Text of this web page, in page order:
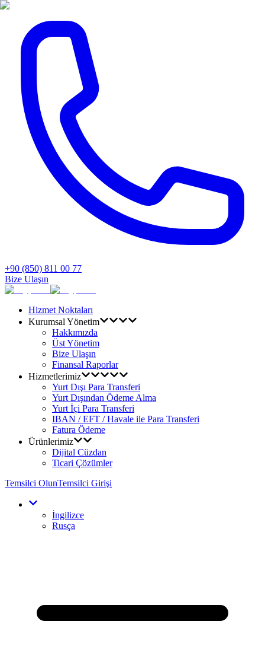
+90 (850) 811 00 77
Bize Ulaşın
Hizmet Noktaları
Kurumsal Yönetim
Hakkımızda
Üst Yönetim
Bize Ulaşın
Finansal Raporlar
Hizmetlerimiz
Yurt Dışı Para Transferi
Yurt Dışından Ödeme Alma
Yurt İçi Para Transferi
IBAN / EFT / Havale ile Para Transferi
Fatura Ödeme
Ürünlerimiz
Dijital Cüzdan
Ticari Çözümler
Temsilci OlunTemsilci Girişi
İngilizce
Rusça